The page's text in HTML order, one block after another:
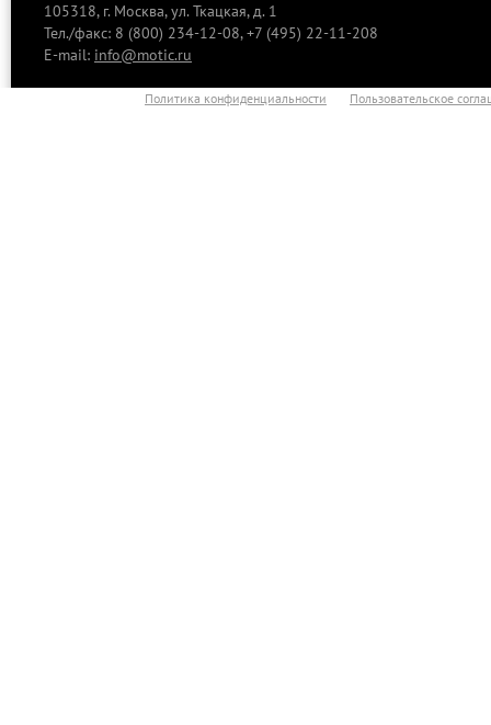
105318, г. Москва, ул. Ткацкая, д. 1
Тел./факс: 8 (800) 234-12-08, +7 (495) 22-11-208
E-mail: info@motic.ru
Политика конфиденциальности Пользовательское